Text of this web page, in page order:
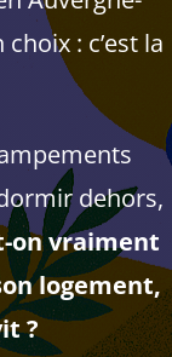
volume.
: c’est la
dehors,
on vraiment
logement,
?